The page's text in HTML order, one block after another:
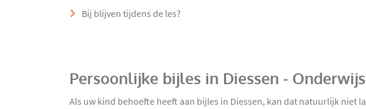
Bij blijven tijdens de les?
Persoonlijke bijles in Diessen -
Als uw kind behoefte heeft aan bijles in Diessen, kan dat natuurlijk niet